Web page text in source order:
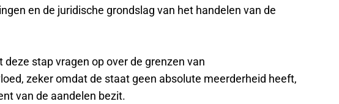
en de juridische grondslag van het handelen van de
deze stap vragen op over de grenzen van
zeker omdat de staat geen absolute meerderheid heeft,
van de aandelen bezit.